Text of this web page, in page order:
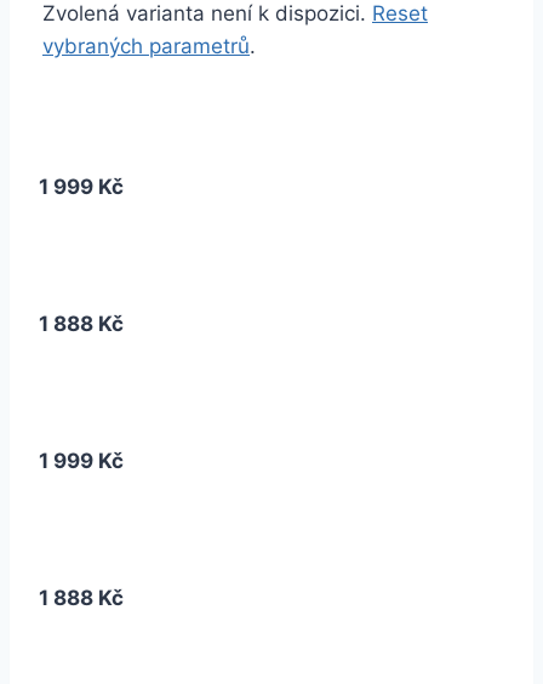
Zvolená varianta není k dispozici. Reset
vybraných parametrů.
1 999 Kč
1 888 Kč
1 999 Kč
1 888 Kč